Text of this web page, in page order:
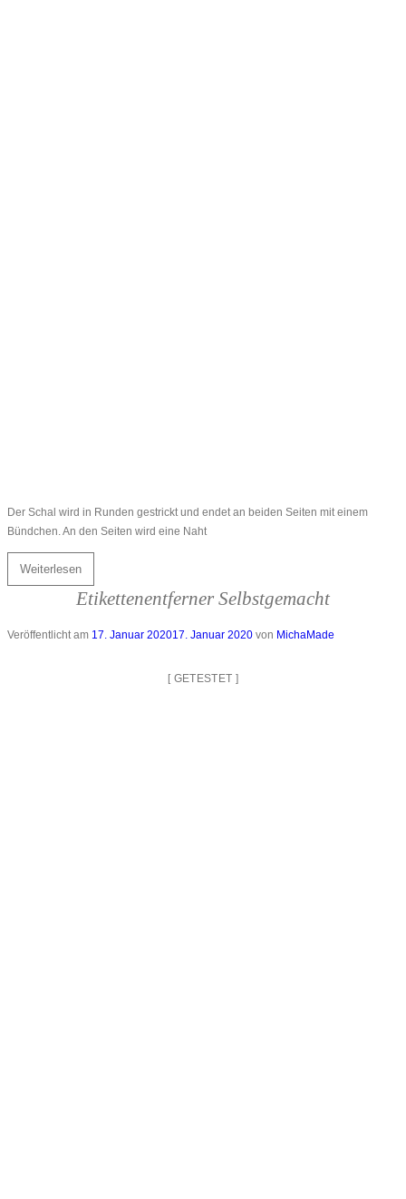
Der Schal wird in Runden gestrickt und endet an beiden Seiten mit einem
Bündchen. An den Seiten wird eine Naht
Weiterlesen
Etikettenentferner Selbstgemacht
Veröffentlicht am 17. Januar 202017. Januar 2020 von MichaMade
[ GETESTET ]